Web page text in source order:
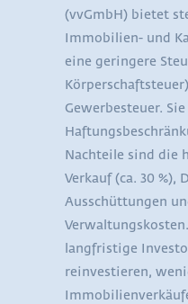
(vvGmbH) bietet
Immobilien- und
eine geringere
Gewerbesteuer.
Nachteile sind die
Verkauf (ca. 30 %),
Ausschüttungen
langfristige
reinvestieren,